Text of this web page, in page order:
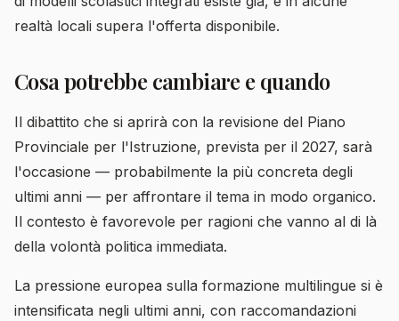
realtà locali supera l'offerta disponibile.
Cosa potrebbe cambiare e quando
Il dibattito che si aprirà con la revisione del Piano
Provinciale per l'Istruzione, prevista per il 2027, sarà
l'occasione — probabilmente la più concreta degli
ultimi anni — per affrontare il tema in modo organico.
Il contesto è favorevole per ragioni che vanno al di là
della volontà politica immediata.
La pressione europea sulla formazione multilingue si è
intensificata negli ultimi anni, con raccomandazioni